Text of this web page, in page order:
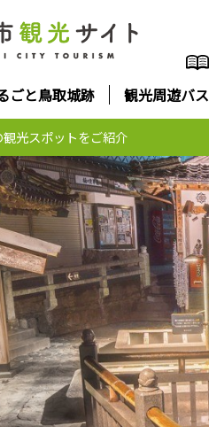
ごと鳥取城跡 観光周遊バス
光スポットをご紹介